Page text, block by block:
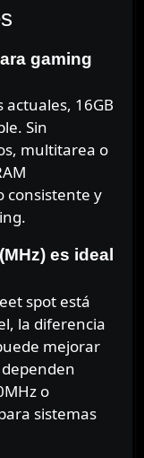
gaming
Sin
multitarea o
consistente y
es ideal
spot está
la diferencia
mejorar
o
sistemas